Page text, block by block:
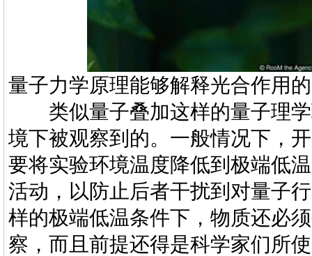
量子力学原理能够解释光合作用
类似量子叠加这样的量子理学
境下被观察到的。一般情况下，
要将实验环境温度降低到极端低
活动，以防止后者干扰到对量子
样的极端低温条件下，物质还必
察，而且前提还得是科学家们所